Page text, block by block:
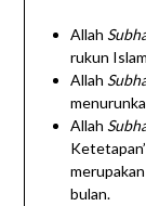
Allah
rukun
Allah
Allah
bulan.